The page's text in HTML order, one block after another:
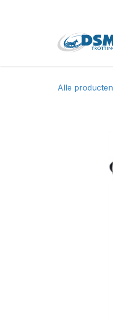
Alle producten